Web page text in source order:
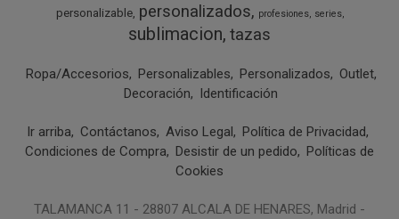
personalizable personalizados profesiones series
sublimacion tazas
Ropa/Accesorios Personalizables Personalizados
Outlet
Decoración
Identificación
Ir arriba Contáctanos Aviso Legal
Política de Privacidad
Condiciones de Compra
Desistir de un pedido
Políticas de
Cookies
TALAMANCA 11 - 28807 ALCALA DE HENARES, Madrid -